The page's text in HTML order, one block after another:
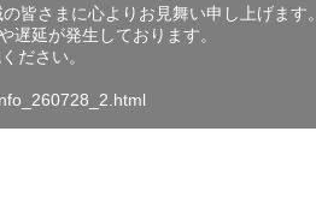
皆さまに心よりお見舞い申し上げます。
遅延が発生しております。
ださい。